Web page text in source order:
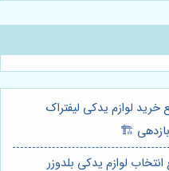
خرید لوازم یدکی لیفتراک
بازدهی 🏗️
لوازم یدکی بلدوزر